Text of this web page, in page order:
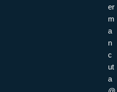
er
m
a
n
c
ut
a